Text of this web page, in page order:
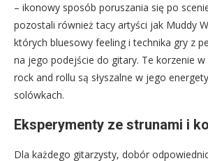
– ikonowy sposób poruszania się po
pozostali również tacy artyści jak Muddy
których bluesowy feeling i technika gry z
na jego podejście do gitary. Te korzenie w
rock and rollu są słyszalne w jego
solówkach.
Eksperymenty ze strunami i
Dla każdego gitarzysty, dobór